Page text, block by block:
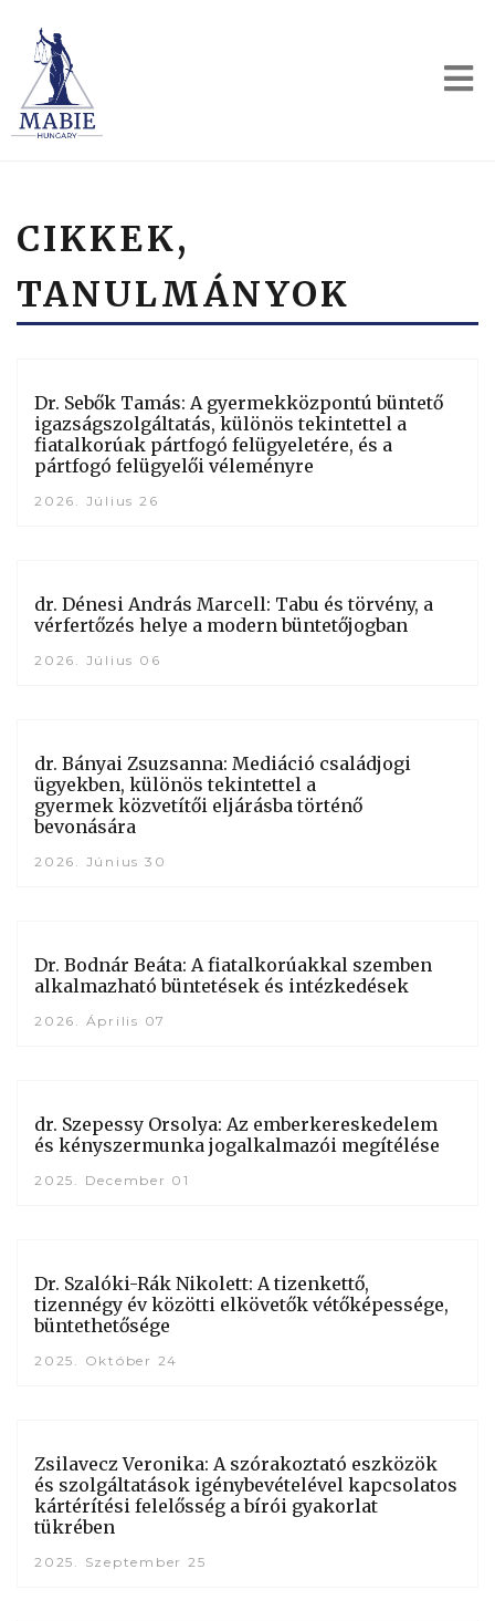
CIKKEK,
TANULMÁNYOK
Dr. Sebők Tamás: A gyermekközpontú büntető
igazságszolgáltatás, különös tekintettel a
fiatalkorúak pártfogó felügyeletére, és a
pártfogó felügyelői véleményre
2026. Július 26
dr. Dénesi András Marcell: Tabu és törvény, a
vérfertőzés helye a modern büntetőjogban
2026. Július 06
dr. Bányai Zsuzsanna: Mediáció családjogi
ügyekben, különös tekintettel a
gyermek közvetítői eljárásba történő
bevonására
2026. Június 30
Dr. Bodnár Beáta: A fiatalkorúakkal szemben
alkalmazható büntetések és intézkedések
2026. Április 07
dr. Szepessy Orsolya: Az emberkereskedelem
és kényszermunka jogalkalmazói megítélése
2025. December 01
Dr. Szalóki-Rák Nikolett: A tizenkettő,
tizennégy év közötti elkövetők vétőképessége,
büntethetősége
2025. Október 24
Zsilavecz Veronika: A szórakoztató eszközök
és szolgáltatások igénybevételével kapcsolatos
kártérítési felelősség a bírói gyakorlat
tükrében
2025. Szeptember 25